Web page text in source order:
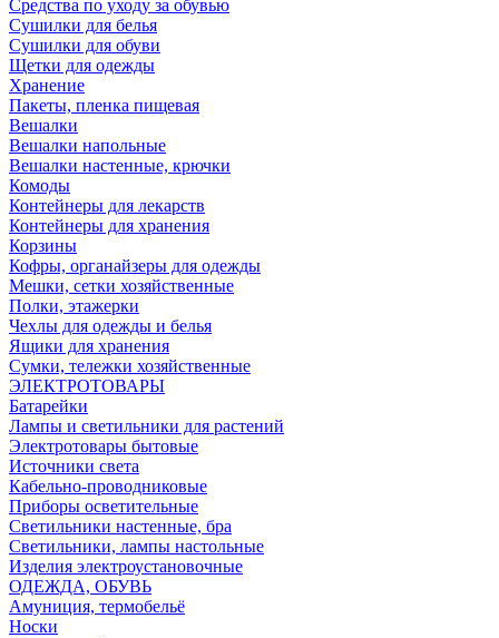
Средства по уходу за обувью
Сушилки для белья
Сушилки для обуви
Щетки для одежды
Хранение
Пакеты, пленка пищевая
Вешалки
Вешалки напольные
Вешалки настенные, крючки
Комоды
Контейнеры для лекарств
Контейнеры для хранения
Корзины
Кофры, органайзеры для одежды
Мешки, сетки хозяйственные
Полки, этажерки
Чехлы для одежды и белья
Ящики для хранения
Сумки, тележки хозяйственные
ЭЛЕКТРОТОВАРЫ
Батарейки
Лампы и светильники для растений
Электротовары бытовые
Источники света
Кабельно-проводниковые
Приборы осветительные
Светильники настенные, бра
Светильники, лампы настольные
Изделия электроустановочные
ОДЕЖДА, ОБУВЬ
Амуниция, термобельё
Носки